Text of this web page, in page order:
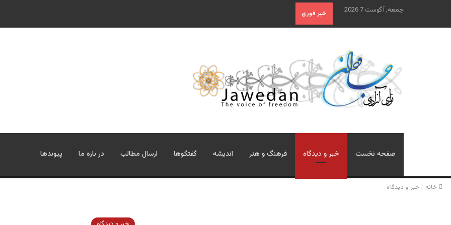
جمعه, آگوست 7 2026 خبر فوری
صفحه نخست خبر و دیدگاه فرهنگ و هنر اندیشه گفتگوها ارسال مطالب در باره ما پیوندها
خانه /خبر و دیدگاه